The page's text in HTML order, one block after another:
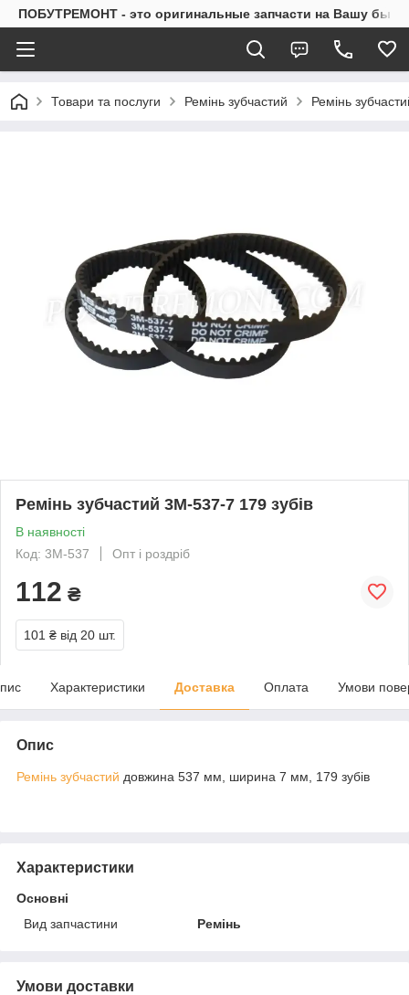
ПОБУТРЕМОНТ - это оригинальные запчасти на Вашу
Товари та послуги Ремінь зубчастий Ремінь
Ремінь зубчастий 3М-537-7 179 зубів
В наявності
Код: 3М-537
Опт і роздріб
112 ₴
101 ₴ від 20 шт.
Характеристики Доставка Оплата Умови
Опис
Ремінь зубчастий довжина 537 мм, ширина 7 мм, 179 зубів
Характеристики
Основні
Вид запчастини
Ремінь
Умови доставки